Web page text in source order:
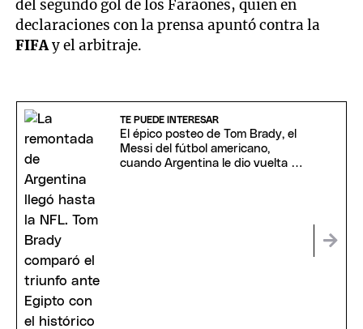
del segundo gol de los Faraones, quien en
declaraciones con la prensa apuntó contra la
FIFAy el arbitraje.
TE PUEDE INTERESAR
El épico posteo de Tom Brady, el
Messi del fútbol americano,
cuando Argentina le dio vuelta el